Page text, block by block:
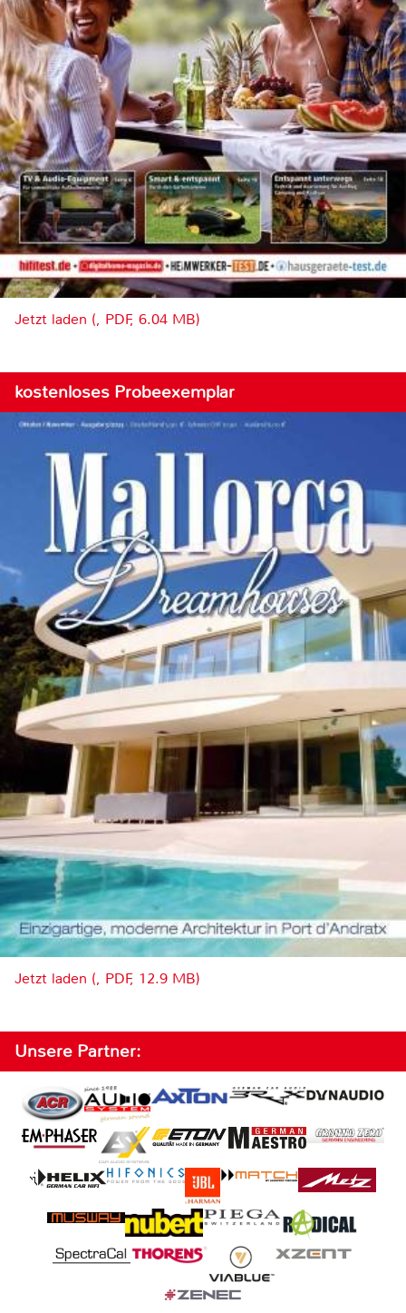
Jetzt laden (, PDF, 6.04 MB)
kostenloses Probeexemplar
Jetzt laden (, PDF, 12.9 MB)
Unsere Partner: